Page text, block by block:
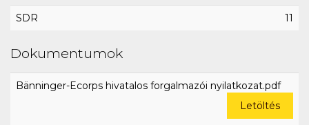
SDR 11
Dokumentumok
Bänninger-Ecorps hivatalos forgalmazói nyilatkozat.pdf
Letöltés